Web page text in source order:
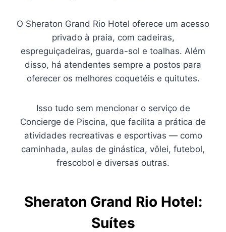
O Sheraton Grand Rio Hotel oferece um acesso
privado à praia, com cadeiras,
espreguiçadeiras, guarda-sol e toalhas. Além
disso, há atendentes sempre a postos para
oferecer os melhores coquetéis e quitutes.
Isso tudo sem mencionar o serviço de
Concierge de Piscina, que facilita a prática de
atividades recreativas e esportivas — como
caminhada, aulas de ginástica, vôlei, futebol,
frescobol e diversas outras.
Sheraton Grand Rio Hotel:
Suítes